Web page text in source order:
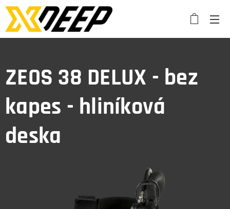
ZEOS 38 DELUX - bez
kapes - hliníková
deska